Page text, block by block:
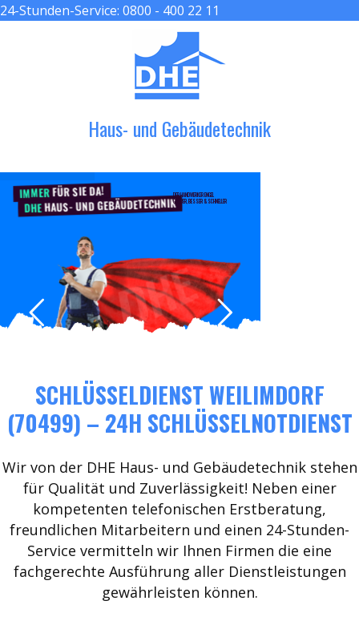
24-Stunden-Service: 0800 - 400 22 11
Haus- und Gebäudetechnik
IMMERFÜR SIE DA!
DHEHAUS- UND GEBÄUDETECHNIK
DER HANDWERKER ENGEL
GRÖßER, BESSER & SCHNELLER
SCHLÜSSELDIENST WEILIMDORF
(70499) – 24H SCHLÜSSELNOTDIENST
Wir von der DHE Haus- und Gebäudetechnik stehen
für Qualität und Zuverlässigkeit! Neben einer
kompetenten telefonischen Erstberatung,
freundlichen Mitarbeitern und einen 24-Stunden-
Service vermitteln wir Ihnen Firmen die eine
fachgerechte Ausführung aller Dienstleistungen
gewährleisten können.